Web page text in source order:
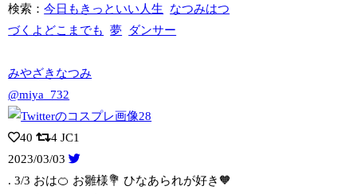
検索：今日もきっといい人生
なつみはつ
づくよどこまでも
夢 ダンサー
みやざきなつみ
@miya_732
40 4 JC1
2023/03/03
. 3/3 おは🍊 お雛様💐 ひなあられが好き🧡